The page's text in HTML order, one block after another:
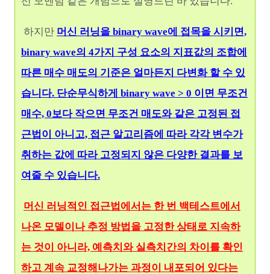
하지만 머신 러닝을 binary wave에 접목을 시키면,
binary wave의 4가지 구성 요소의 지표값의 조합에
따른 매수 매도의 기준은 얼마든지 다변화 할 수 있
습니다. 단순무식하게 binary wave > 0 이면 무조건
매수, 0보다 작으면 무조건 매도와 같은 고정된 접
근법이 아니고, 접근 알고리즘에 따라 각각 변수가
취하는 값에 따라 고정되지 않은 다양한 결과를 보
여줄 수 있습니다.
머신 러닝적인 접근법에서는 한 번 백테스트에서
나온 모델이나 추정 방법을 고정한 상태로 지속하
는 것이 아니라, 예측치와 실측치간의 차이를 확인
하고 계속 교정해나가는 과정이 내포되어 있다는